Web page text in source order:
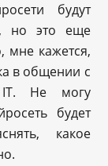
будут
но это еще
мне кажется,
в общении с
IT. Не могу
будет
какое